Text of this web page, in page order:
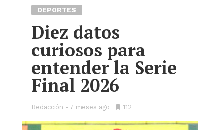
DEPORTES
Diez datos
curiosos para
entender la Serie
Final 2026
Redacción 7 meses ago
•112